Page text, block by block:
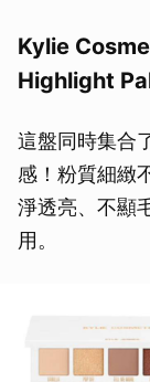
Kylie
Highlight
這盤同時集合
感！粉質細緻
淨透亮、不顯
用。